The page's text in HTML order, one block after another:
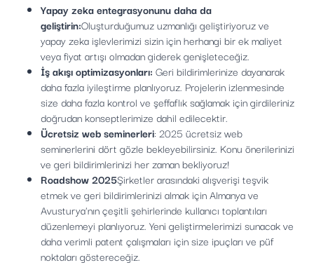
Yapay zeka entegrasyonunu daha da
geliştirin:Oluşturduğumuz uzmanlığı geliştiriyoruz ve
yapay zeka işlevlerimizi sizin için herhangi bir ek maliyet
veya fiyat artışı olmadan giderek genişleteceğiz.
İş akışı optimizasyonları: Geri bildirimlerinize dayanarak
daha fazla iyileştirme planlıyoruz. Projelerin izlenmesinde
size daha fazla kontrol ve şeffaflık sağlamak için girdileriniz
doğrudan konseptlerimize dahil edilecektir.
Ücretsiz web seminerleri: 2025 ücretsiz web
seminerlerini dört gözle bekleyebilirsiniz. Konu önerilerinizi
ve geri bildirimlerinizi her zaman bekliyoruz!
Roadshow 2025Şirketler arasındaki alışverişi teşvik
etmek ve geri bildirimlerinizi almak için Almanya ve
Avusturya'nın çeşitli şehirlerinde kullanıcı toplantıları
düzenlemeyi planlıyoruz. Yeni geliştirmelerimizi sunacak ve
daha verimli patent çalışmaları için size ipuçları ve püf
noktaları göstereceğiz.